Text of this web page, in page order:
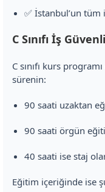
✅ İstanbul’un
C Sınıfı İş
C sınıfı kurs
sürenin:
90 saati uzaktan
90 saati örgün
40 saati ise staj
Eğitim içeriğinde ise